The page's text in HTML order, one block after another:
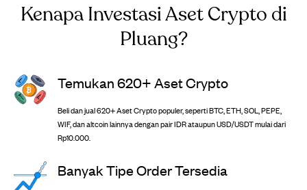
Kenapa Investasi Aset Crypto di
Pluang?
Temukan 620+ Aset Crypto
Beli dan jual 620+ Aset Crypto populer, seperti BTC, ETH, SOL, PEPE,
WIF, dan altcoin lainnya dengan pair IDR ataupun USD/USDT mulai dari
Rp10.000.
Banyak Tipe Order Tersedia